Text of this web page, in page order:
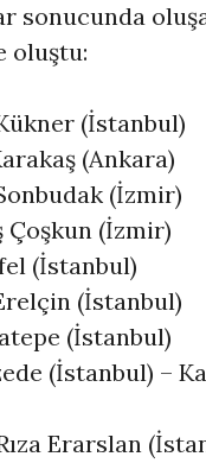
sonucunda
oluştu:
(İstanbul)
(Ankara)
(İzmir)
Çoşkun (İzmir)
(İstanbul)
(İstanbul)
(İstanbul)
(İstanbul) –
Erarslan